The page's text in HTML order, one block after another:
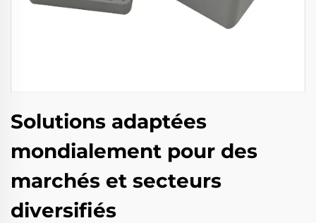
Solutions adaptées
mondialement pour des
marchés et secteurs
diversifiés